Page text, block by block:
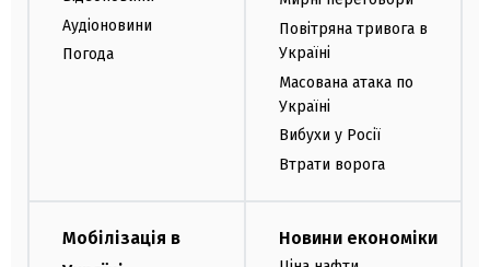
Аудіоновини
Погода
Повітряна тривога в
Україні
Масована атака по
Україні
Вибухи у Росії
Втрати ворога
Мобілізація в
Новини економіки